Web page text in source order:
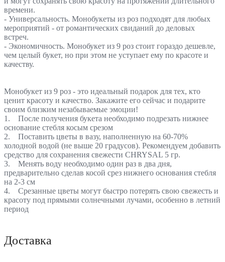
времени.
- Универсальность. Монобукеты из роз подходят для любых
мероприятий - от романтических свиданий до деловых
встреч.
- Экономичность. Монобукет из 9 роз стоит гораздо дешевле,
чем целый букет, но при этом не уступает ему по красоте и
качеству.
Монобукет из 9 роз - это идеальный подарок для тех, кто
ценит красоту и качество. Закажите его сейчас и подарите
своим близким незабываемые эмоции!
1. После получения букета необходимо подрезать нижнее
основание стебля косым срезом
2. Поставить цветы в вазу, наполненную на 60-70%
холодной водой (не выше 20 градусов). Рекомендуем добавить
средство для сохранения свежести CHRYSAL 5 гр.
3. Менять воду необходимо один раз в два дня,
предварительно сделав косой срез нижнего основания стебля
на 2-3 см
4. Срезанные цветы могут быстро потерять свою свежесть и
красоту под прямыми солнечными лучами, особенно в летний
период
Доставка